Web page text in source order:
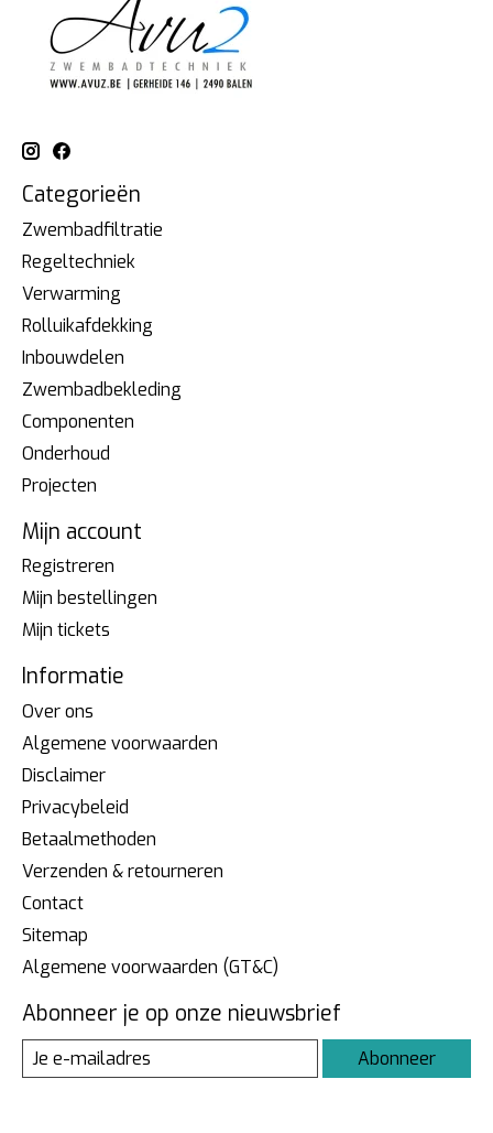
Categorieën
Zwembadfiltratie
Regeltechniek
Verwarming
Rolluikafdekking
Inbouwdelen
Zwembadbekleding
Componenten
Onderhoud
Projecten
Mijn account
Registreren
Mijn bestellingen
Mijn tickets
Informatie
Over ons
Algemene voorwaarden
Disclaimer
Privacybeleid
Betaalmethoden
Verzenden & retourneren
Contact
Sitemap
Algemene voorwaarden (GT&C)
Abonneer je op onze nieuwsbrief
Abonneer